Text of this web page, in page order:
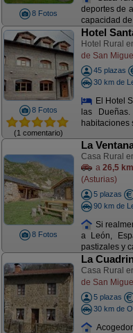
8 Fotos
deportes de
capacidad
8 Fotos
(1 comentario)
Hotel
Hotel Rural
de San
45 plazas
30 km de
El Hotel
las
habitaciones
8 Fotos
La
Casa Rural
a 26,5 km
(Asturias)
5 plazas
90 km de
Si
a León,
pastizales y
La
Casa Rural
de San
5 plazas
30 km de